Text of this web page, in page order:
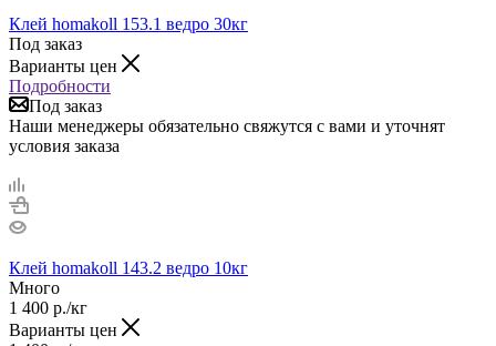
Клей homakoll 153.1 ведро 30кг
Под заказ
Варианты цен
Подробности
Под заказ
Наши менеджеры обязательно свяжутся с вами и уточнят
условия заказа
Клей homakoll 143.2 ведро 10кг
Много
1 400 р./кг
Варианты цен